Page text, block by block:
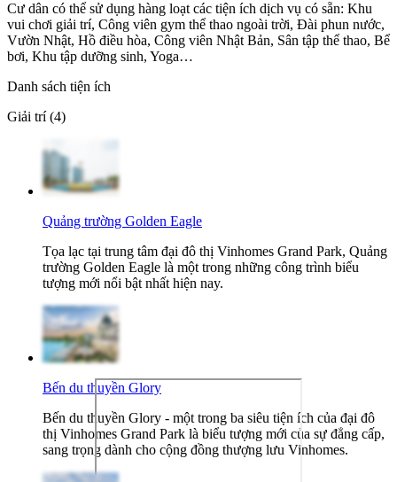
Cư dân có thể sử dụng hàng loạt các tiện ích dịch vụ có sẵn: Khu
vui chơi giải trí, Công viên gym thể thao ngoài trời, Đài phun nước,
Vườn Nhật, Hồ điều hòa, Công viên Nhật Bản, Sân tập thể thao, Bể
bơi, Khu tập dưỡng sinh, Yoga…
Danh sách tiện ích
Giải trí (4)
Quảng trường Golden Eagle
Tọa lạc tại trung tâm đại đô thị Vinhomes Grand Park, Quảng
trường Golden Eagle là một trong những công trình biểu
tượng mới nổi bật nhất hiện nay.
Bến du thuyền Glory
Bến du thuyền Glory - một trong ba siêu tiện ích của đại đô
thị Vinhomes Grand Park là biểu tượng mới của sự đẳng cấp,
sang trọng dành cho cộng đồng thượng lưu Vinhomes.